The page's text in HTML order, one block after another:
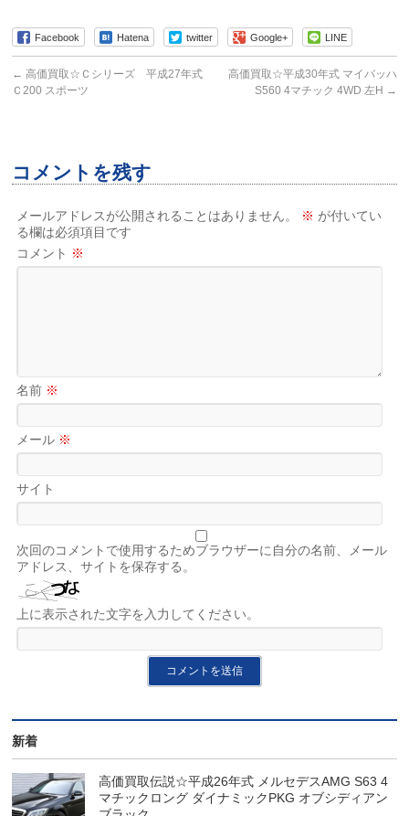
Facebook Hatena twitter Google+ LINE
← 高価買取☆Ｃシリーズ 平成27年式
Ｃ200 スポーツ
高価買取☆平成30年式 マイバッハ
S560 4マチック 4WD 左H →
コメントを残す
メールアドレスが公開されることはありません。 ※ が付いてい
る欄は必須項目です
コメント ※
名前 ※
メール ※
サイト
次回のコメントで使用するためブラウザーに自分の名前、メール
アドレス、サイトを保存する。
上に表示された文字を入力してください。
新着
高価買取伝説☆平成26年式 メルセデスAMG S63 4
マチックロング ダイナミックPKG オブシディアン